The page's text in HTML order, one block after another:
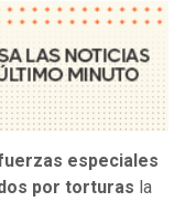
especiales
por torturas la